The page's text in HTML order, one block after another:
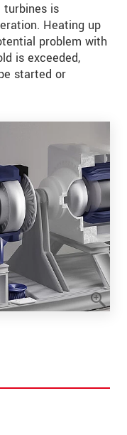
turbines is
Heating up
problem with
is exceeded,
started or